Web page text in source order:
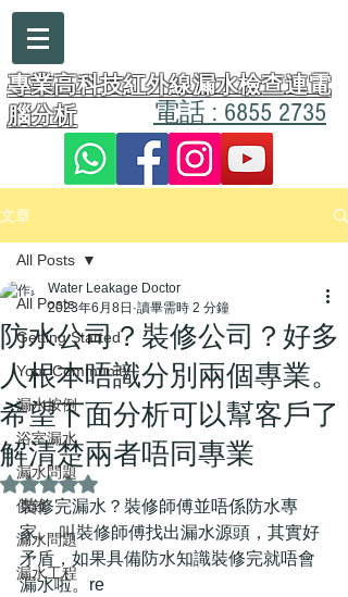
電話 : 6855 2735
專業高科技紅外線漏水檢查連電
腦分析
文章
All Posts
Getting Started
Your Community
漏水按例
浴室漏水
漏水問題
價錢
漏水問題
漏水工程
All Posts
防水公司？裝修公司？好多
人根本唔識分別兩個專業。
希望下面分析可以幫客戶了
解清楚兩者唔同專業
Water Leakage Doctor
2023年6月8日 讀畢需時 2 分鐘
評等為 NaN（最高為 5 顆星）。
裝修完漏水？裝修師傅並唔係防水專
家。 叫裝修師傅找出漏水源頭，其實好
矛盾，如果具備防水知識裝修完就唔會
漏水啦。re